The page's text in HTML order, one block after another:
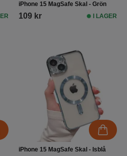
iPhone 15 MagSafe Skal - Grön
109 kr I LAGER
iPhone 15 MagSafe Skal - Isblå